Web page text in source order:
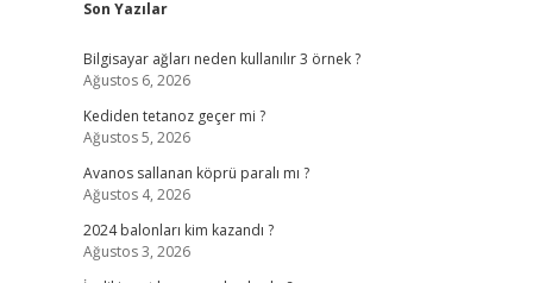
Son Yazılar
Bilgisayar ağları neden kullanılır 3 örnek ?
Ağustos 6, 2026
Kediden tetanoz geçer mi ?
Ağustos 5, 2026
Avanos sallanan köprü paralı mı ?
Ağustos 4, 2026
2024 balonları kim kazandı ?
Ağustos 3, 2026